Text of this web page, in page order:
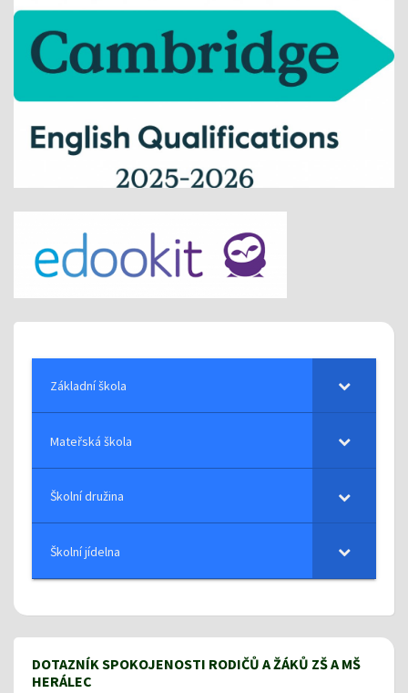
Základní škola
Mateřská škola
Školní družina
Školní jídelna
DOTAZNÍK SPOKOJENOSTI RODIČŮ A ŽÁKŮ ZŠ A MŠ
HERÁLEC